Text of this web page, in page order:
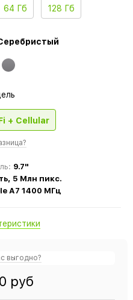
64 Гб 128 Гб
+ Cellular
9.7"
5 Млн пикс.
A7 1400 МГц
выгодно?
руб